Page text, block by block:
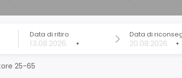
Data di ritiro
•
Data di
•
25-65